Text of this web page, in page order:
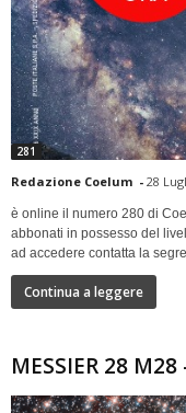
281
Redazione Coelum - 28
è online il numero 280 di
abbonati in possesso del
ad accedere contatta la
Continua a leggere
MESSIER 28